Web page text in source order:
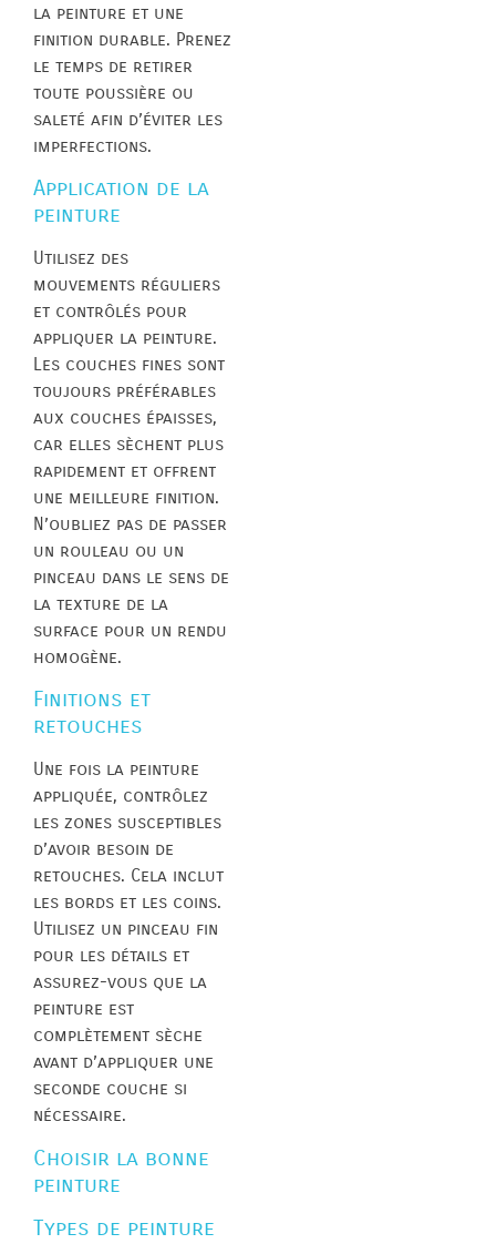
la peinture et une
finition durable. Prenez
le temps de retirer
toute poussière ou
saleté afin d’éviter les
imperfections.
Application de la
peinture
Utilisez des
mouvements réguliers
et contrôlés pour
appliquer la peinture.
Les couches fines sont
toujours préférables
aux couches épaisses,
car elles sèchent plus
rapidement et offrent
une meilleure finition.
N’oubliez pas de passer
un rouleau ou un
pinceau dans le sens de
la texture de la
surface pour un rendu
homogène.
Finitions et
retouches
Une fois la peinture
appliquée, contrôlez
les zones susceptibles
d’avoir besoin de
retouches. Cela inclut
les bords et les coins.
Utilisez un pinceau fin
pour les détails et
assurez-vous que la
peinture est
complètement sèche
avant d’appliquer une
seconde couche si
nécessaire.
Choisir la bonne
peinture
Types de peinture